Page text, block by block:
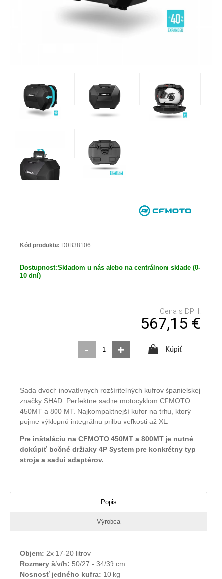
Kód produktu: D0B38106
Dostupnosť:Skladom u nás alebo na centrálnom sklade (0-
10 dní)
Cena s DPH:
567,15 €
- + Kúpiť
Sada dvoch inovatívnych rozšíriteľných kufrov španielskej
značky SHAD. Perfektne sadne motocyklom CFMOTO
450MT a 800 MT. Najkompaktnejší kufor na trhu, ktorý
pojme výklopnú integrálnu prilbu veľkosti až XL.
Pre inštaláciu na CFMOTO 450MT a 800MT je nutné
dokúpiť bočné držiaky 4P System pre konkrétny typ
stroja a sadui adaptérov.
Popis
Výrobca
Objem: 2x 17-20 litrov
Rozmery š/v/h: 50/27 - 34/39 cm
Nosnosť jedného kufra: 10 kg